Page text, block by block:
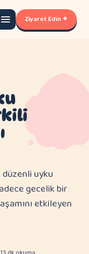
Ziyaret Edin ✦
düzenli uyku
gecelik bir
etkileyen